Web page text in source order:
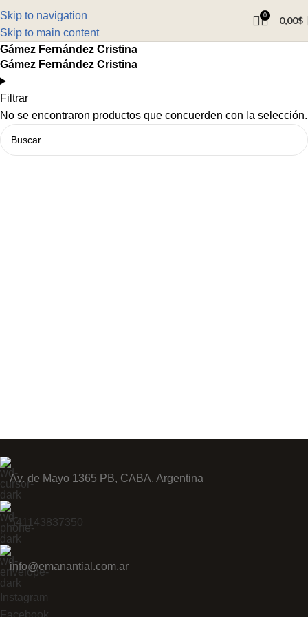
Skip to navigation
Skip to main content
0 0,00$
Gámez Fernández Cristina
Gámez Fernández Cristina
Filtrar
No se encontraron productos que concuerden con la selección.
Av. de Mayo 1365 PB, CABA, Argentina
541143837350
info@emanantial.com.ar
Instagram
Facebook